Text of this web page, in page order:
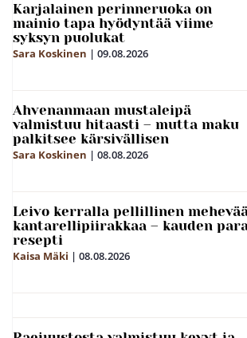
Karjalainen perinneruoka on
mainio tapa hyödyntää viime
syksyn puolukat
Sara Koskinen | 09.08.2026
Ahvenanmaan mustaleipä
valmistuu hitaasti – mutta maku
palkitsee kärsivällisen
Sara Koskinen | 08.08.2026
Leivo kerralla pellillinen
kantarellipiirakkaa – kauden
resepti
Kaisa Mäki | 08.08.2026